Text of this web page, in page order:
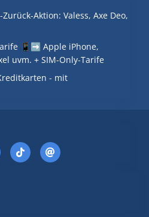
Aktion: Valess, Axe Deo,
📱➡️ Apple iPhone,
uvm. + SIM-Only-Tarife
- mit